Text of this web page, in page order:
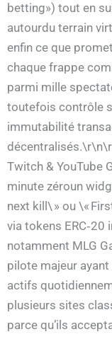
betting») tout en
autourdu terrain
enfin ce que
chaque frappe
parmi mille
toutefois contrôle
immutabilité
Twitch & YouTube
minute zéroun
next kill\ » ou \«
via tokens
notamment MLG
pilote majeur
actifs
plusieurs sites
parce qu’ils